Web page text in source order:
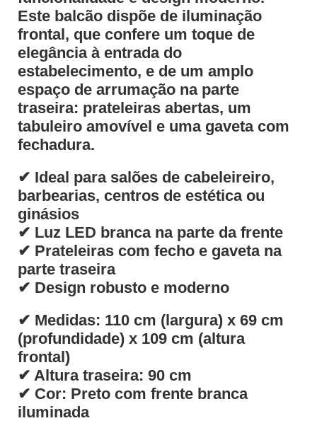
Este balcão dispõe de iluminação
frontal, que confere um toque de
elegância à entrada do
estabelecimento, e de um amplo
espaço de arrumação na parte
traseira: prateleiras abertas, um
tabuleiro amovível e uma gaveta com
fechadura.
✔ Ideal para salões de cabeleireiro,
barbearias, centros de estética ou
ginásios
✔ Luz LED branca na parte da frente
✔ Prateleiras com fecho e gaveta na
parte traseira
✔ Design robusto e moderno
✔ Medidas: 110 cm (largura) x 69 cm
(profundidade) x 109 cm (altura
frontal)
✔ Altura traseira: 90 cm
✔ Cor: Preto com frente branca
iluminada